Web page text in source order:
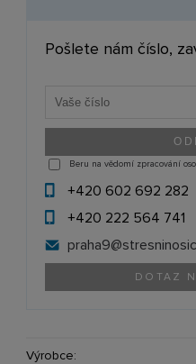
Pošlete nám číslo,
Beru na vědomí zpracování
+420 602 692 282
+420 222 564 741
praha9@
DOTAZ
Výrobce: